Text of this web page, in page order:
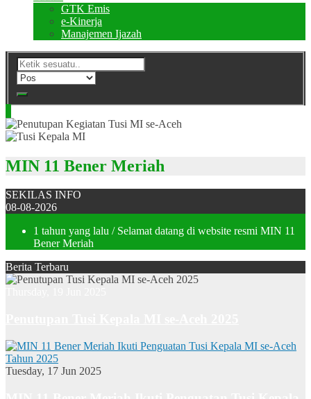
GTK Emis
e-Kinerja
Manajemen Ijazah
MIN 11 Bener Meriah
SEKILAS INFO
08-08-2026
1 tahun yang lalu / Selamat datang di website resmi MIN 11
Bener Meriah
Berita Terbaru
Tuesday, 17 Jun 2025